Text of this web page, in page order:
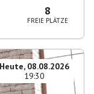
8
FREIE PLÄTZE
Heute, 08.08.2026
19:30